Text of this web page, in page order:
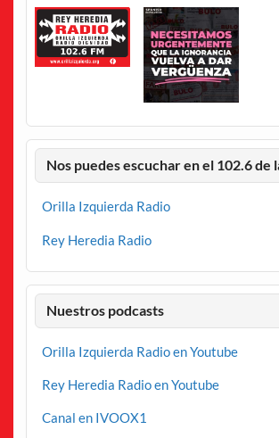
Nos puedes escuchar en el 102.6 de
Orilla Izquierda Radio
Rey Heredia Radio
Nuestros podcasts
Orilla Izquierda Radio en Youtube
Rey Heredia Radio en Youtube
Canal en IVOOX1